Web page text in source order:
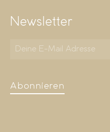
Newsletter
Abonnieren